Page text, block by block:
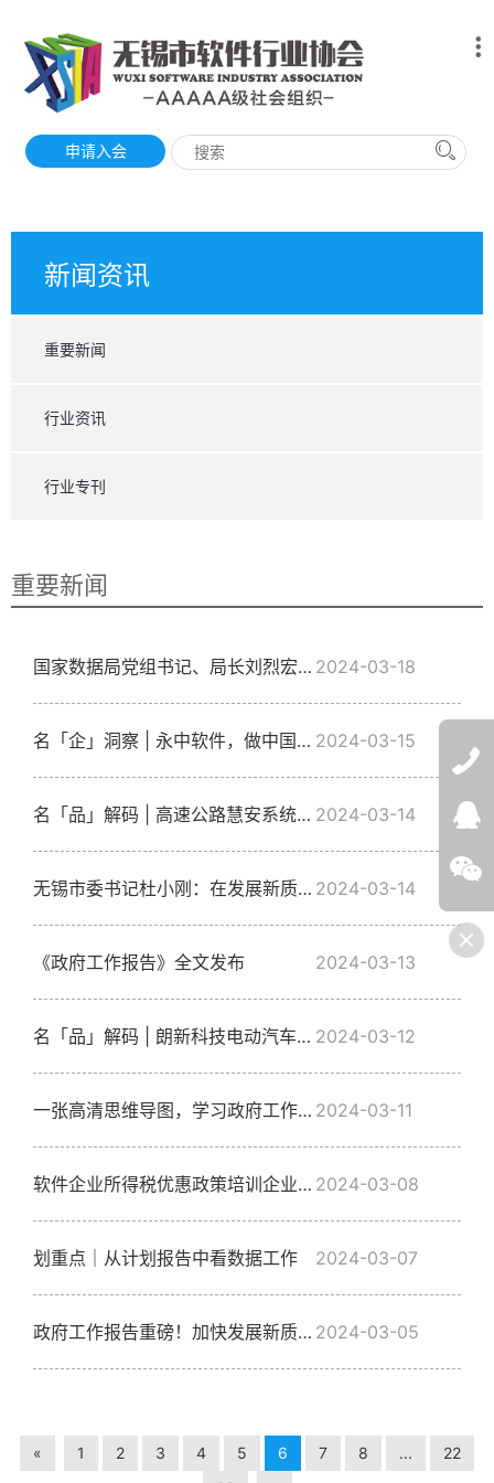
申请入会
新闻资讯
重要新闻
行业资讯
行业专刊
重要新闻
国家数据局党组书记、局长刘烈宏在《求是》发表署名文章：加快构建全国一体化算力网 推动建设中国式现代化数字基座 2024-03-18
名「企」洞察 | 永中软件，做中国人自己的软件 2024-03-15
名「品」解码 | 高速公路慧安系统解决方案 2024-03-14
无锡市委书记杜小刚：在发展新质生产力上积蓄更多优势 2024-03-14
《政府工作报告》全文发布 2024-03-13
名「品」解码 | 朗新科技电动汽车充电服务智慧运营及监管平台 2024-03-12
一张高清思维导图，学习政府工作报告 2024-03-11
软件企业所得税优惠政策培训企业问题汇总 2024-03-08
划重点｜从计划报告中看数据工作 2024-03-07
政府工作报告重磅！加快发展新质生产力 2024-03-05
« 1 2 3 4 5 6 7 8 ...
22
微信